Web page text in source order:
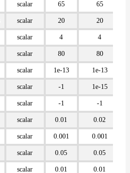
scalar 65 65
scalar 20 20
scalar 4 4
scalar 80 80
scalar 1e-13 1e-13
scalar -1 1e-15
scalar -1 -1
scalar 0.01 0.02
scalar 0.001 0.001
scalar 0.05 0.05
scalar 0.01 0.01